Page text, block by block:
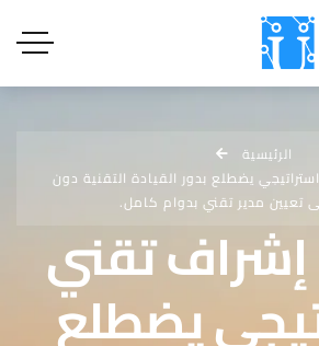
الرئيسية
يضطلع بدور القيادة التقنية دون
تعيين مدير تقني بدوام كامل.
تقني
يضطلع